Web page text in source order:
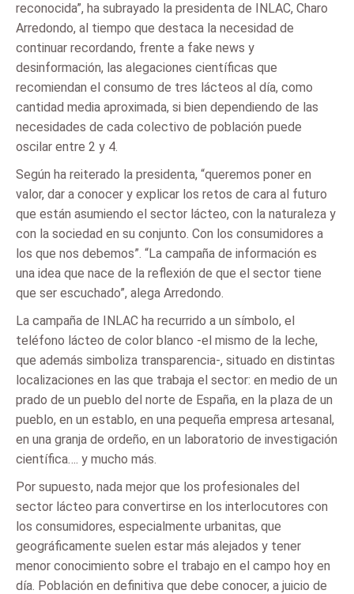
reconocida”, ha subrayado la presidenta de INLAC, Charo
Arredondo, al tiempo que destaca la necesidad de
continuar recordando, frente a fake news y
desinformación, las alegaciones científicas que
recomiendan el consumo de tres lácteos al día, como
cantidad media aproximada, si bien dependiendo de las
necesidades de cada colectivo de población puede
oscilar entre 2 y 4.
Según ha reiterado la presidenta, “queremos poner en
valor, dar a conocer y explicar los retos de cara al futuro
que están asumiendo el sector lácteo, con la naturaleza y
con la sociedad en su conjunto. Con los consumidores a
los que nos debemos”. “La campaña de información es
una idea que nace de la reflexión de que el sector tiene
que ser escuchado”, alega Arredondo.
La campaña de INLAC ha recurrido a un símbolo, el
teléfono lácteo de color blanco -el mismo de la leche,
que además simboliza transparencia-, situado en distintas
localizaciones en las que trabaja el sector: en medio de un
prado de un pueblo del norte de España, en la plaza de un
pueblo, en un establo, en una pequeña empresa artesanal,
en una granja de ordeño, en un laboratorio de investigación
científica…. y mucho más.
Por supuesto, nada mejor que los profesionales del
sector lácteo para convertirse en los interlocutores con
los consumidores, especialmente urbanitas, que
geográficamente suelen estar más alejados y tener
menor conocimiento sobre el trabajo en el campo hoy en
día. Población en definitiva que debe conocer, a juicio de